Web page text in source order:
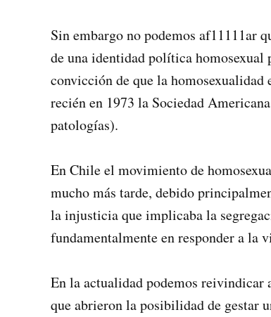
Sin embargo no podemos af11111ar
de una identidad política homosexual
convicción de que la
recién en 1973 la Sociedad
patologías).
En Chile el movimiento de
mucho más tarde, debido
la injusticia que implicaba la
fundamentalmente en res­ponder a la
En la actualidad podemos
que abrieron la posibilidad de gestar